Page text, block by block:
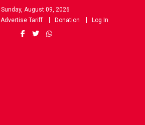
Sunday, August 09, 2026
Advertise Tariff Donation Log In